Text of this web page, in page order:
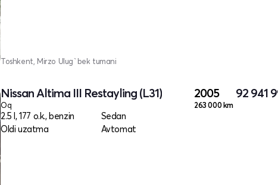
Toshkent, Mirzo Ulug`bek tumani
Nissan Altima III Restayling (L31)
Oq
2.5 l, 177 o.k., benzin
Sedan
Oldi uzatma
Avtomat
2005
263 000 km
92 941